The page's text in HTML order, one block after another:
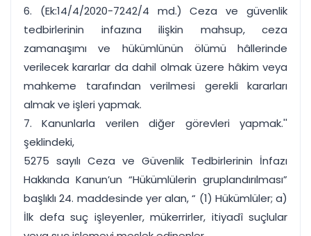
6. (Ek:14/4/2020-7242/4 md.) Ceza ve güvenlik
tedbirlerinin infazına ilişkin mahsup, ceza
zamanaşımı ve hükümlünün ölümü hâllerinde
verilecek kararlar da dahil olmak üzere hâkim veya
mahkeme tarafından verilmesi gerekli kararları
almak ve işleri yapmak.
7. Kanunlarla verilen diğer görevleri yapmak.''
şeklindeki,
5275 sayılı Ceza ve Güvenlik Tedbirlerinin İnfazı
Hakkında Kanun’un “Hükümlülerin gruplandırılması”
başlıklı 24. maddesinde yer alan, “ (1) Hükümlüler; a)
İlk defa suç işleyenler, mükerrirler, itiyadî suçlular